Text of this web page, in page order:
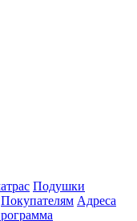
Подушки
Покупателям Адреса